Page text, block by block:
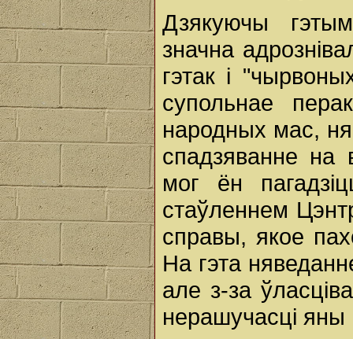
Дзякуючы
значна
гэтак і
супольнае
народных мас,
спадзяванне на
мог ён
стаўленнем
справы, якое
На гэта
але з-за
нерашучасці яны